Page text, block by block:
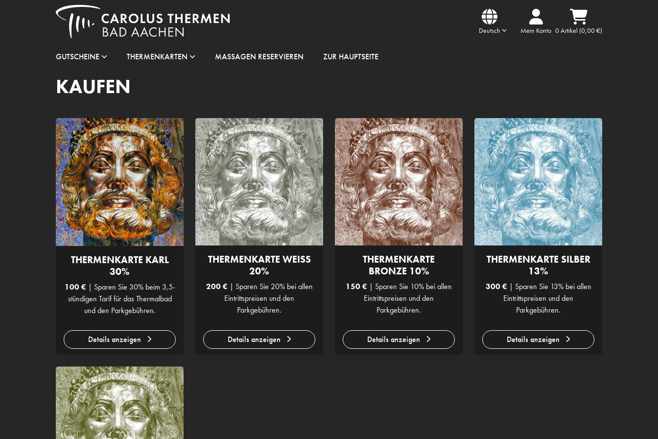
Deutsch Mein Konto 0 Artikel (0,00 €)
GUTSCHEINE THERMENKARTEN MASSAGEN RESERVIEREN ZUR HAUPTSEITE
KAUFEN
THERMENKARTE KARL
30%
100 € | Sparen Sie 30% beim 3,5-
stündigen Tarif für das Thermalbad
und den Parkgebühren.
Details anzeigen
THERMENKARTE WEISS
20%
200 € | Sparen Sie 20% bei allen
Eintrittspreisen und den
Parkgebühren.
Details anzeigen
THERMENKARTE
BRONZE 10%
150 € | Sparen Sie 10% bei allen
Eintrittspreisen und den
Parkgebühren.
Details anzeigen
THERMENKARTE SILBER
13%
300 € | Sparen Sie 13% bei allen
Eintrittspreisen und den
Parkgebühren.
Details anzeigen